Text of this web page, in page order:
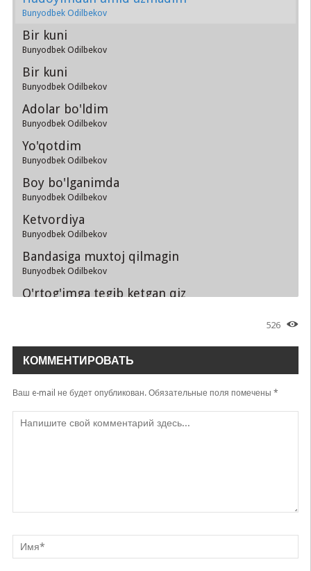
Bunyodbek Odilbekov
Bir kuni
Bunyodbek Odilbekov
Bir kuni
Bunyodbek Odilbekov
Adolar bo'ldim
Bunyodbek Odilbekov
Yo'qotdim
Bunyodbek Odilbekov
Boy bo'lganimda
Bunyodbek Odilbekov
Ketvordiya
Bunyodbek Odilbekov
Bandasiga muxtoj qilmagin
Bunyodbek Odilbekov
O'rtog'imga tegib ketgan qiz
Bunyodbek Odilbekov & Jasurbek Ummatov
Bevafolarga
Bunyodbek Odilbekov
Soxta Do'stlarim
526
КОММЕНТИРОВАТЬ
Ваш e-mail не будет опубликован.Обязательные поля помечены *